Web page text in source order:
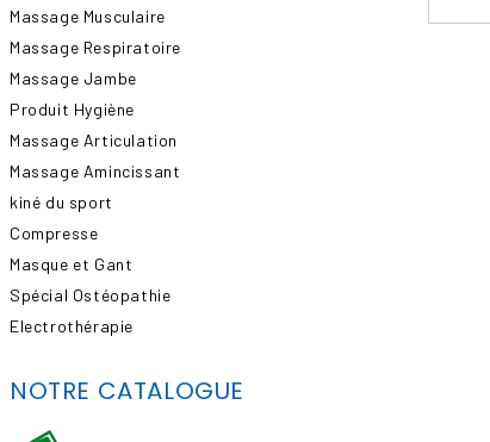
Massage Musculaire
Massage Respiratoire
Massage Jambe
Produit Hygiène
Massage Articulation
Massage Amincissant
kiné du sport
Compresse
Masque et Gant
Spécial Ostéopathie
Electrothérapie
NOTRE CATALOGUE